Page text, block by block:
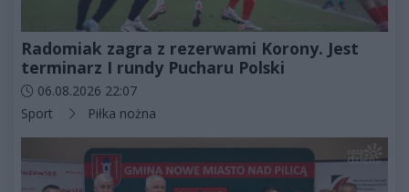
Radomiak zagra z rezerwami Korony. Jest
terminarz I rundy Pucharu Polski
Data dodania artykułu:
06.08.2026 22:07
Kategorie artykułu:
Sport Piłka nożna